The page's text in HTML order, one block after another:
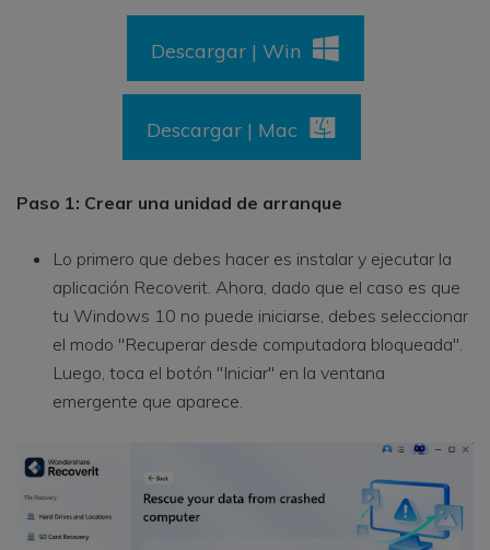
Descargar | Win
Descargar | Mac
Paso 1: Crear una unidad de arranque
Lo primero que debes hacer es instalar y ejecutar la
aplicación Recoverit. Ahora, dado que el caso es que
tu Windows 10 no puede iniciarse, debes seleccionar
el modo "Recuperar desde computadora bloqueada".
Luego, toca el botón "Iniciar" en la ventana
emergente que aparece.